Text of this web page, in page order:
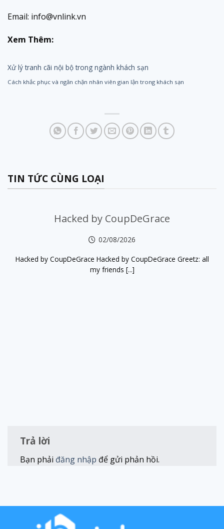
Email: info@vnlink.vn
Xem Thêm:
Xử lý tranh cãi nội bộ trong ngành khách sạn
Cách khắc phục và ngăn chặn nhân viên gian lận trong khách sạn
TIN TỨC CÙNG LOẠI
Hacked by CoupDeGrace
02/08/2026
Hacked by CoupDeGrace Hacked by CoupDeGrace Greetz: all
my friends [...]
Trả lời
Bạn phải đăng nhập để gửi phản hồi.